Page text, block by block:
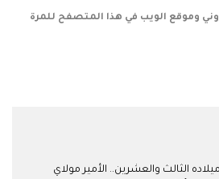
وموقع الويب في هذا المتصفح للمرة
الثالث والعشرين.. الأمير مولاي